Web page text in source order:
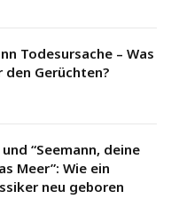
Todesursache – Was
Gerüchten?
“Seemann, deine
Meer”: Wie ein
neu geboren